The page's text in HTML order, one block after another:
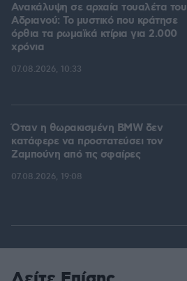
Ανακάλυψη σε αρχαία τουαλέτα του
Αδριανού: Το μυστικό που κράτησε
όρθια τα ρωμαϊκά κτίρια για 2.000
χρόνια
07.08.2026, 10:33
Όταν η θωρακισμένη BMW δεν
κατάφερε να προστατεύσει τον
Ζαμπούνη από τις σφαίρες
07.08.2026, 19:08